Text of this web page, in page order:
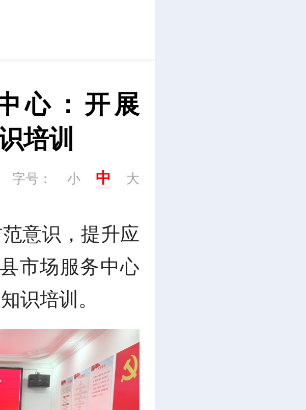
心：开展
培训
字号： 小 中 大
意识，提升应
市场服务中心
识培训。